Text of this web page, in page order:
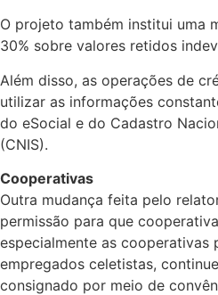
O projeto também institui uma
30% sobre valores retidos
Além disso, as operações de
utilizar as informações
do eSocial e do Cadastro
(CNIS).
Cooperativas
Outra mudança feita pelo
permissão para que
especialmente as cooperativas
empregados celetistas,
consignado por meio de